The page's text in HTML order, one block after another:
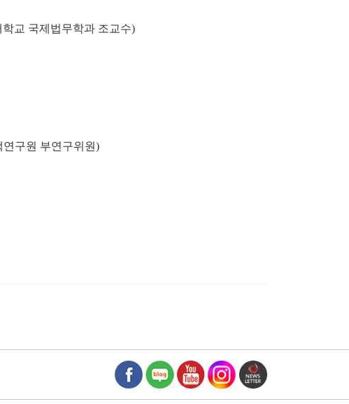
교 국제법무학과 조교수)
구원 부연구위원)